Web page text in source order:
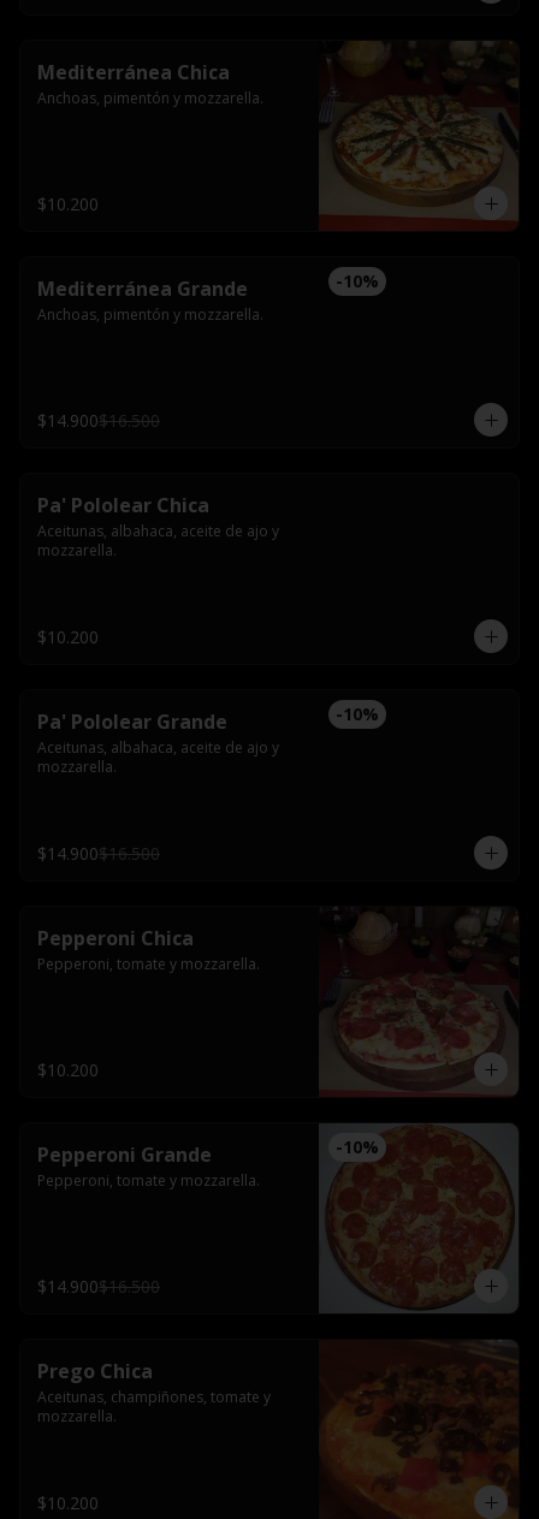
Mediterránea Chica
Anchoas, pimentón y mozzarella.
$10.200
-10%
Mediterránea Grande
Anchoas, pimentón y mozzarella.
$14.900$16.500
Pa' Pololear Chica
Aceitunas, albahaca, aceite de ajo y
mozzarella.
$10.200
-10%
Pa' Pololear Grande
Aceitunas, albahaca, aceite de ajo y
mozzarella.
$14.900$16.500
Pepperoni Chica
Pepperoni, tomate y mozzarella.
$10.200
-10%
Pepperoni Grande
Pepperoni, tomate y mozzarella.
$14.900$16.500
Prego Chica
Aceitunas, champiñones, tomate y
mozzarella.
$10.200